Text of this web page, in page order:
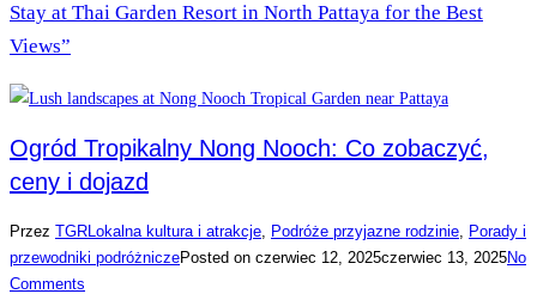
Stay at Thai Garden Resort in North Pattaya for the Best
Views”
Ogród Tropikalny Nong Nooch: Co zobaczyć,
ceny i dojazd
Przez TGR Lokalna kultura i atrakcje Podróże przyjazne rodzinie
Porady i
przewodniki podróżniczePosted on czerwiec 12, 2025czerwiec 13, 2025No
Comments